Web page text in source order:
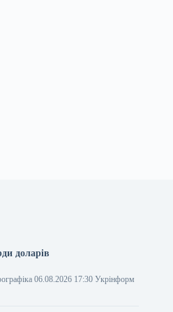
доларів
06.08.2026 17:30 Укрінформ